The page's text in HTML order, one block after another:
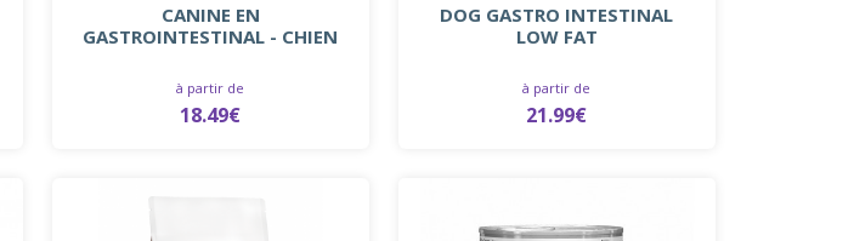
CANINE EN
GASTROINTESTINAL - CHIEN
à partir de
18.49€
DOG GASTRO INTESTINAL
LOW FAT
à partir de
21.99€